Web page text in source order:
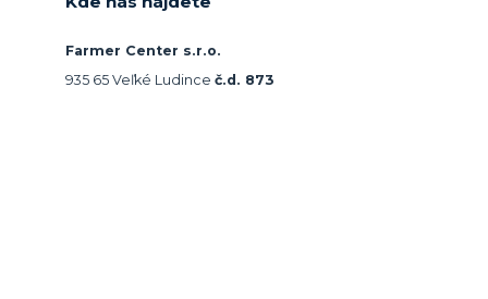
Farmer Center s.r.o.
935 65 Veľké Ludince č.d. 873